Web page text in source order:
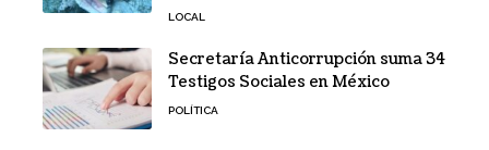
LOCAL
Secretaría Anticorrupción suma 34
Testigos Sociales en México
POLÍTICA